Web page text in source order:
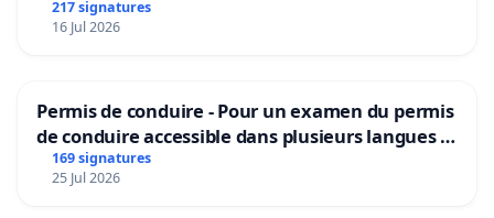
217 signatures
16 Jul 2026
Permis de conduire - Pour un examen du permis
de conduire accessible dans plusieurs langues à
Bruxelles
169 signatures
25 Jul 2026